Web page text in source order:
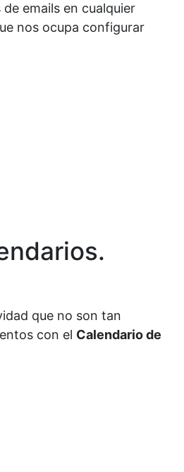
emails en cualquier
nos ocupa configurar
que no son tan
con el Calendario de